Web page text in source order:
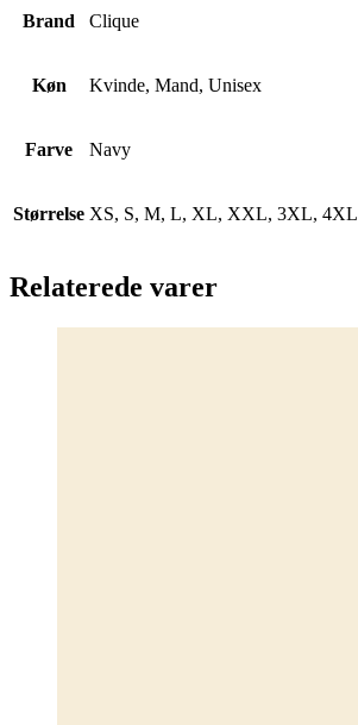
Brand Clique
Køn Kvinde, Mand, Unisex
Farve Navy
Størrelse XS, S, M, L, XL, XXL, 3XL, 4XL
Relaterede varer